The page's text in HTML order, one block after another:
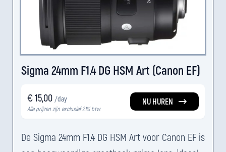
Sigma 24mm F1.4 DG HSM Art (Canon EF)
€ 15,00 /day
Alle prijzen zijn exclusief 21% btw.
NU HUREN
De Sigma 24mm F1.4 DG HSM Art voor Canon EF is